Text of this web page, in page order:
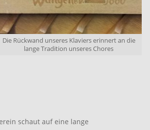
Die Rückwand unseres Klaviers erinnert an die
lange Tradition unseres Chores
schaut auf eine lange